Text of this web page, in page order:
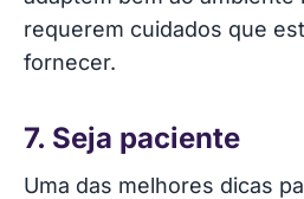
requerem cuidados que
fornecer.
7. Seja paciente
Uma das melhores dicas